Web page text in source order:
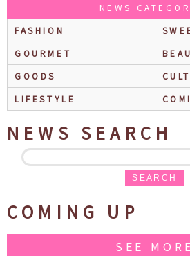
NEWS
FASHION
GOURMET
GOODS
LIFESTYLE
NEWS SEARCH
SEARCH
COMING UP
SEE MORE